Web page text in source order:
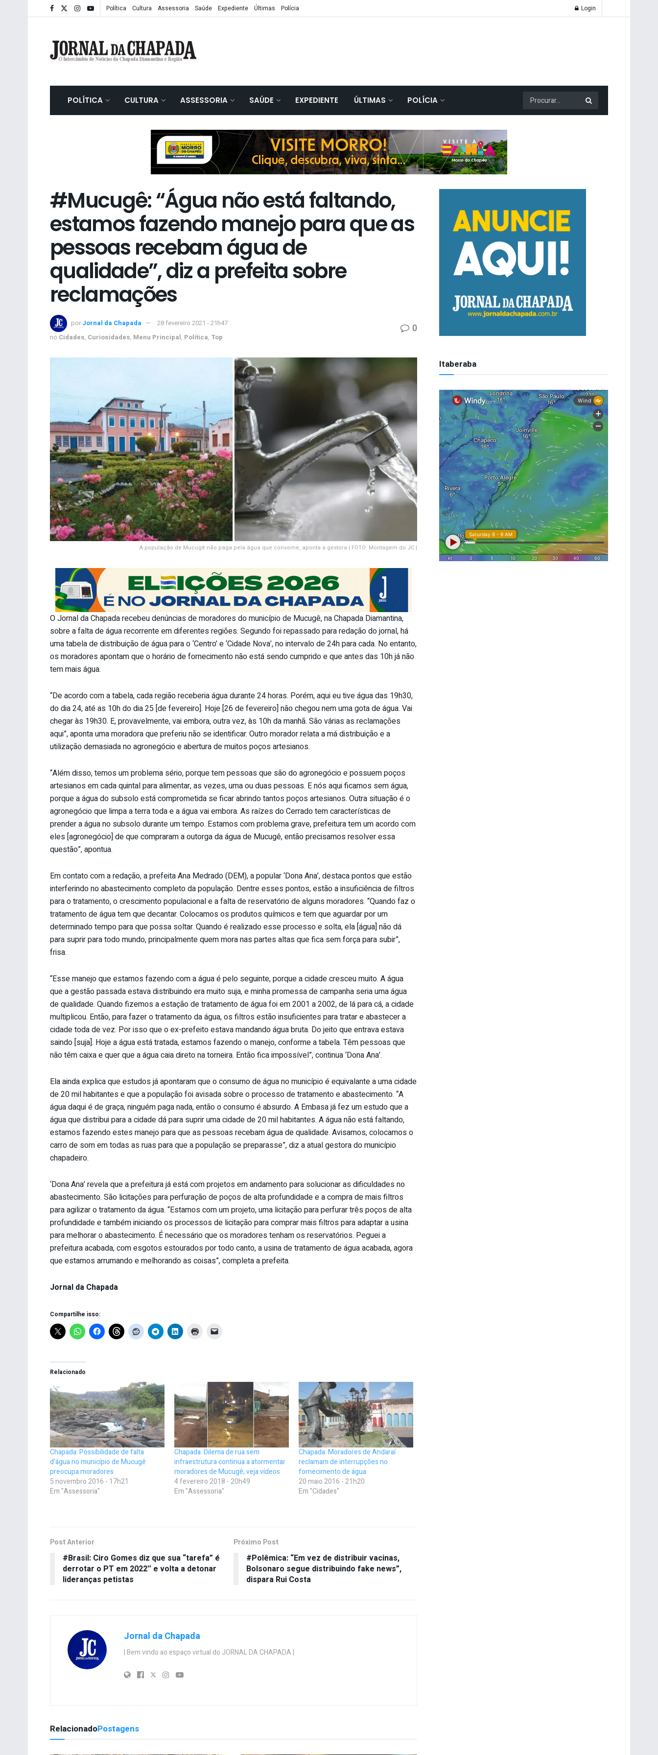
Política Cultura Assessoria Saúde Expediente Últimas Polícia Login
POLÍTICA CULTURA ASSESSORIA SAÚDE EXPEDIENTE ÚLTIMAS POLÍCIA
#Mucugê: “Água não está faltando,
estamos fazendo manejo para que as
pessoas recebam água de
qualidade”, diz a prefeita sobre
reclamações
por Jornal da Chapada
28 fevereiro 2021 - 21h47
no Cidades, Curiosidades, Menu Principal, Política, Top
0
A população de Mucugê não paga pela água que consome, aponta a gestora | FOTO: Montagem do JC |
O Jornal da Chapada recebeu denúncias de moradores do município de Mucugê, na Chapada Diamantina,
sobre a falta de água recorrente em diferentes regiões. Segundo foi repassado para redação do jornal, há
uma tabela de distribuição de água para o ‘Centro’ e ‘Cidade Nova’, no intervalo de 24h para cada. No entanto,
os moradores apontam que o horário de fornecimento não está sendo cumprido e que antes das 10h já não
tem mais água.
“De acordo com a tabela, cada região receberia água durante 24 horas. Porém, aqui eu tive água das 19h30,
do dia 24, até as 10h do dia 25 [de fevereiro]. Hoje [26 de fevereiro] não chegou nem uma gota de água. Vai
chegar às 19h30. E, provavelmente, vai embora, outra vez, às 10h da manhã. São várias as reclamações
aqui”, aponta uma moradora que preferiu não se identificar. Outro morador relata a má distribuição e a
utilização demasiada no agronegócio e abertura de muitos poços artesianos.
“Além disso, temos um problema sério, porque tem pessoas que são do agronegócio e possuem poços
artesianos em cada quintal para alimentar, as vezes, uma ou duas pessoas. E nós aqui ficamos sem água,
porque a água do subsolo está comprometida se ficar abrindo tantos poços artesianos. Outra situação é o
agronegócio que limpa a terra toda e a água vai embora. As raízes do Cerrado tem características de
prender a água no subsolo durante um tempo. Estamos com problema grave, prefeitura tem um acordo com
eles [agronegócio] de que compraram a outorga da água de Mucugê, então precisamos resolver essa
questão”, apontua.
Em contato com a redação, a prefeita Ana Medrado (DEM), a popular ‘Dona Ana’, destaca pontos que estão
interferindo no abastecimento completo da população. Dentre esses pontos, estão a insuficiência de filtros
para o tratamento, o crescimento populacional e a falta de reservatório de alguns moradores. “Quando faz o
tratamento de água tem que decantar. Colocamos os produtos químicos e tem que aguardar por um
determinado tempo para que possa soltar. Quando é realizado esse processo e solta, ela [água] não dá
para suprir para todo mundo, principalmente quem mora nas partes altas que fica sem força para subir”,
frisa.
“Esse manejo que estamos fazendo com a água é pelo seguinte, porque a cidade cresceu muito. A água
que a gestão passada estava distribuindo era muito suja, e minha promessa de campanha seria uma água
de qualidade. Quando fizemos a estação de tratamento de água foi em 2001 a 2002, de lá para cá, a cidade
multiplicou. Então, para fazer o tratamento da água, os filtros estão insuficientes para tratar e abastecer a
cidade toda de vez. Por isso que o ex-prefeito estava mandando água bruta. Do jeito que entrava estava
saindo [suja]. Hoje a água está tratada, estamos fazendo o manejo, conforme a tabela. Têm pessoas que
não têm caixa e quer que a água caia direto na torneira. Então fica impossível”, continua ‘Dona Ana’.
Ela ainda explica que estudos já apontaram que o consumo de água no município é equivalante a uma cidade
de 20 mil habitantes e que a população foi avisada sobre o processo de tratamento e abastecimento. “A
água daqui é de graça, ninguém paga nada, então o consumo é absurdo. A Embasa já fez um estudo que a
água que distribui para a cidade dá para suprir uma cidade de 20 mil habitantes. A água não está faltando,
estamos fazendo estes manejo para que as pessoas recebam água de qualidade. Avisamos, colocamos o
carro de som em todas as ruas para que a população se preparasse”, diz a atual gestora do município
chapadeiro.
‘Dona Ana’ revela que a prefeitura já está com projetos em andamento para solucionar as dificuldades no
abastecimento. São licitações para perfuração de poços de alta profundidade e a compra de mais filtros
para agilizar o tratamento da água. “Estamos com um projeto, uma licitação para perfurar três poços de alta
profundidade e também iniciando os processos de licitação para comprar mais filtros para adaptar a usina
para melhorar o abastecimento. É necessário que os moradores tenham os reservatórios. Peguei a
prefeitura acabada, com esgotos estourados por todo canto, a usina de tratamento de água acabada, agora
que estamos arrumando e melhorando as coisas”, completa a prefeita.
Jornal da Chapada
Compartilhe isso:
Relacionado
Chapada: Possibilidade de falta
d’água no município de Mucugê
preocupa moradores
5 novembro 2016 - 17h21
Em "Assessoria"
Chapada: Dilema de rua sem
infraestrutura continua a atormentar
moradores de Mucugê; veja vídeos
4 fevereiro 2018 - 20h49
Em "Assessoria"
Chapada: Moradores de Andaraí
reclamam de interrupções no
fornecimento de água
20 maio 2016 - 21h20
Em "Cidades"
Post Anterior
#Brasil: Ciro Gomes diz que sua “tarefa” é
derrotar o PT em 2022″ e volta a detonar
lideranças petistas
Próximo Post
#Polêmica: “Em vez de distribuir vacinas,
Bolsonaro segue distribuindo fake news”,
dispara Rui Costa
Jornal da Chapada
| Bem vindo ao espaço virtual do JORNAL DA CHAPADA |
RelacionadoPostagens
Itaberaba